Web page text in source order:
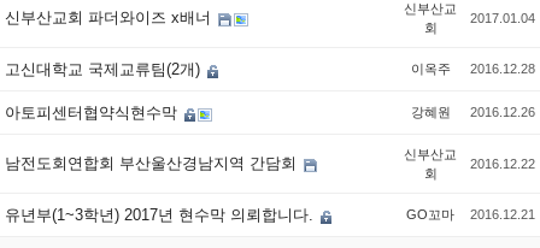
신부산교회 파더와이즈 x배너
신부산교
회
2017.01.04
고신대학교 국제교류팀(2개) 이옥주 2016.12.28
아토피센터협약식현수막 강혜원 2016.12.26
남전도회연합회 부산울산경남지역 간담회
신부산교
회
2016.12.22
유년부(1~3학년) 2017년 현수막 의뢰합니다. GO꼬마 2016.12.21